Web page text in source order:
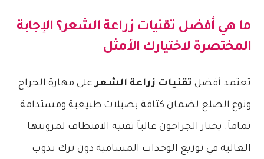
ما هي أفضل تقنيات زراعة الشعر؟ الإجابة
المختصرة لاختيارك الأمثل
تعتمد أفضل تقنيات زراعة الشعرعلى مهارة الجراح
ونوع الصلع لضمان كثافة بصيلات طبيعية ومستدامة
تماماً. يختار الجراحون غالباً تقنية الاقتطاف لمرونتها
العالية في توزيع الوحدات المسامية دون ترك ندوب